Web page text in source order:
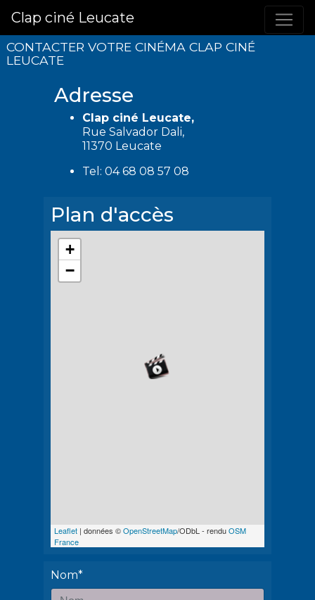
Clap ciné Leucate
CONTACTER VOTRE CINÉMA CLAP CINÉ
LEUCATE
Adresse
Clap ciné Leucate,
Rue Salvador Dali,
11370 Leucate
Tel: 04 68 08 57 08
Plan d'accès
+
−
Leaflet | données ©OpenStreetMap/ODbL - renduOSM
France
Nom*